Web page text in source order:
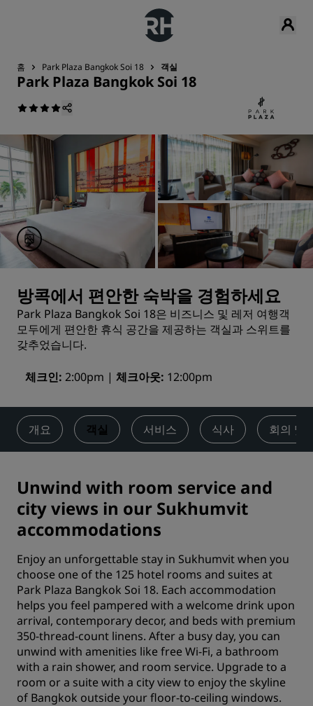
홈 Park Plaza Bangkok Soi 18 객실
Park Plaza Bangkok Soi 18
방콕에서 편안한 숙박을 경험하세요
Park Plaza Bangkok Soi 18은 비즈니스 및 레저 여행객
모두에게 편안한 휴식 공간을 제공하는 객실과 스위트를
갖추었습니다.
체크인 2:00pm 체크아웃 12:00pm
개요 객실 서비스 식사 회의 및
Unwind with room service and
city views in our Sukhumvit
accommodations
Enjoy an unforgettable stay in Sukhumvit when you
choose one of the 125 hotel rooms and suites at
Park Plaza Bangkok Soi 18. Each accommodation
helps you feel pampered with a welcome drink upon
arrival, contemporary decor, and beds with premium
350-thread-count linens. After a busy day, you can
unwind with amenities like free Wi-Fi, a bathroom
with a rain shower, and room service. Upgrade to a
room or a suite with a city view to enjoy the skyline
of Bangkok outside your floor-to-ceiling windows.